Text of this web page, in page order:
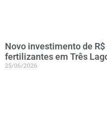
Novo investimento de
fertilizantes em Três
25/06/2026